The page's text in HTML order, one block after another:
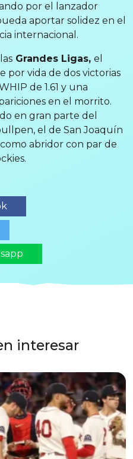
por el lanzador
aportar solidez en el
internacional.
Grandes Ligas, el
por vida de dos victorias
de 1.61 y una
en el morrito.
en gran parte del
el de San Joaquín
abridor con par de
interesar